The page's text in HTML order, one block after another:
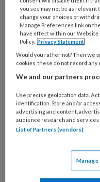
tweede weten we
CBD-olie.
patiënt dat hij via via
gekomen is,
Dan weet je ook niet
er precies inzit.’
Maar als het echt
kwestie van baat
‘Nee, want we
maar óók niet of het
you see may not be as relevant
change your choices or
Manage Preferences link on
have effect within our
Policy. Privacy Statement
Would you rather not? Then we
cookies, these do not record any
We and our partners
Use precise geolocation data.
identification. Store and/or
advertising and content,
audience research and services
List of Partners (vendors)